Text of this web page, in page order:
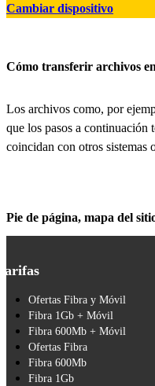
Cambiar dispositivo
Cómo transferir archivos
Los archivos como, por
que los pasos a continuación
coincidan con otros sistemas
Pie de página, mapa del
Ofertas Fibra y Móvil
Fibra 1Gb + Móvil
Fibra 600Mb + Móvil
Ofertas Fibra
Fibra 600Mb
Fibra 1Gb